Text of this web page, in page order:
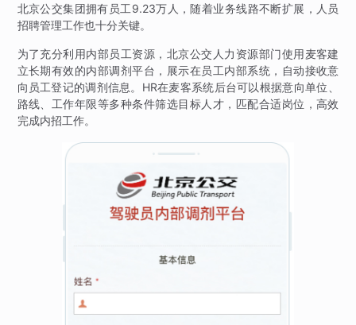
北京公交集团拥有员工9.23万人，随着业务线路不断扩展，人员
招聘管理工作也十分关键。
为了充分利用内部员工资源，北京公交人力资源部门使用麦客建
立长期有效的内部调剂平台，展示在员工内部系统，自动接收意
向员工登记的调剂信息。HR在麦客系统后台可以根据意向单位、
路线、工作年限等多种条件筛选目标人才，匹配合适岗位，高效
完成内招工作。